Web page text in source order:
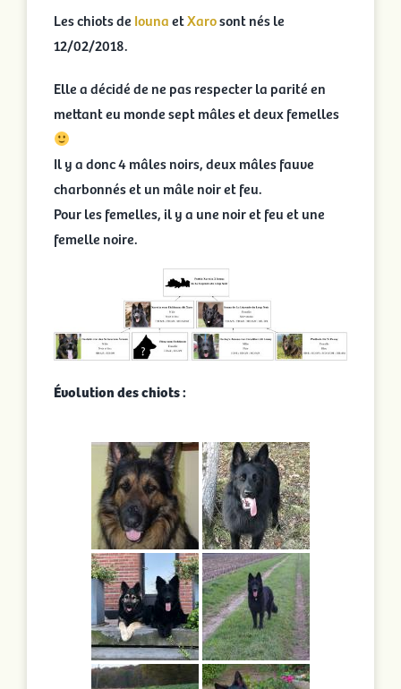
Les chiots de IounaetXarosont nés le
12/02/2018.
Elle a décidé de ne pas respecter la parité en
mettant eu monde sept mâles et deux femelles
Il y a donc 4 mâles noirs, deux mâles fauve
charbonnés et un mâle noir et feu.
Pour les femelles, il y a une noir et feu et une
femelle noire.
Évolution des chiots :